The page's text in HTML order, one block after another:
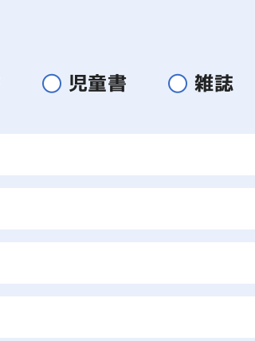
児童書 雑誌